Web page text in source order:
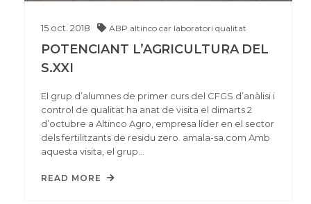
15 oct. 2018 ABP altinco car laboratori qualitat
POTENCIANT L’AGRICULTURA DEL
S.XXI
El grup d’alumnes de primer curs del CFGS d’anàlisi i
control de qualitat ha anat de visita el dimarts 2
d’octubre a Altinco Agro, empresa líder en el sector
dels fertilitzants de residu zero. amala-sa.com Amb
aquesta visita, el grup…
READ MORE